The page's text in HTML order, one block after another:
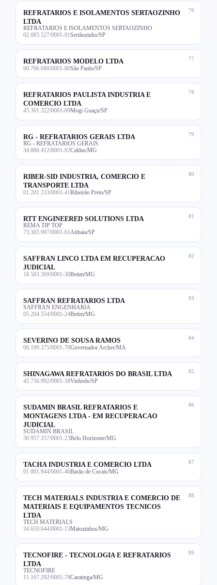
76
REFRATARIOS E ISOLAMENTOS SERTAOZINHO
LTDA
REFRATARIOS E ISOLAMENTOS SERTAOZINHO
02.085.527/0001-91 Sertãozinho/SP
77
REFRATARIOS MODELO LTDA
60.766.680/0001-80São Paulo/SP
78
REFRATARIOS PAULISTA INDUSTRIA E
COMERCIO LTDA
45.301.322/0001-09Mogi Guaçu/SP
79
RG - REFRATARIOS GERAIS LTDA
RG - REFRATARIOS GERAIS
34.886.412/0001-92Caldas/MG
80
RIBER-SID INDUSTRIA, COMERCIO E
TRANSPORTE LTDA
01.201.333/0001-41 Ribeirão Preto/SP
81
RTT ENGINEERED SOLUTIONS LTDA
REMA TIP TOP
73.305.997/0001-61 Atibaia/SP
82
SAFFRAN LINCO LTDA EM RECUPERACAO
JUDICIAL
18.583.369/0001-30Betim/MG
83
SAFFRAN REFRATARIOS LTDA
SAFFRAN ENGENHARIA
05.204.554/0001-24Betim/MG
84
SEVERINO DE SOUSA RAMOS
06.109.375/0001-70Governador Archer/MA
85
SHINAGAWA REFRATARIOS DO BRASIL LTDA
45.736.992/0001-58Vinhedo/SP
86
SUDAMIN BRASIL REFRATARIOS E
MONTAGENS LTDA - EM RECUPERACAO
JUDICIAL
SUDAMIN BRASIL
30.957.357/0001-23Belo Horizonte/MG
87
TACHA INDUSTRIA E COMERCIO LTDA
01.001.944/0001-46Barão de Cocais/MG
88
TECH MATERIALS INDUSTRIA E COMERCIO DE
MATERIAIS E EQUIPAMENTOS TECNICOS
LTDA
TECH MATERIALS
34.610.644/0001-13Matozinhos/MG
89
TECNOFIRE - TECNOLOGIA E REFRATARIOS
LTDA
TECNOFIRE
11.167.292/0001-78Caratinga/MG